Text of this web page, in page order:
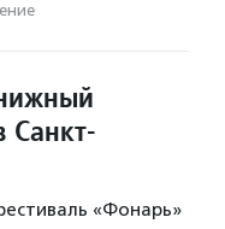
Санкт-
«Фонарь»